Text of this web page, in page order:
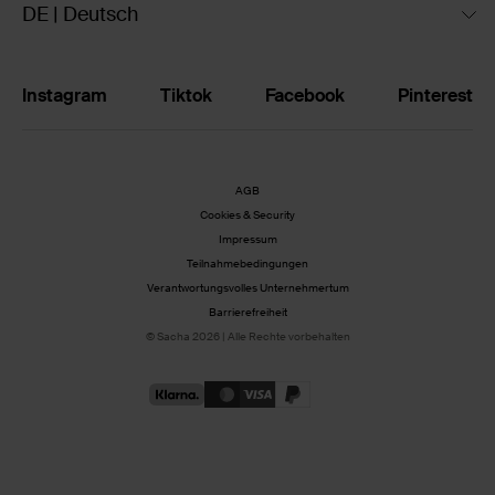
DE | Deutsch
Instagram Tiktok Facebook Pinterest
AGB
Cookies & Security
Impressum
Teilnahmebedingungen
Verantwortungsvolles Unternehmertum
Barrierefreiheit
© Sacha 2026 | Alle Rechte vorbehalten